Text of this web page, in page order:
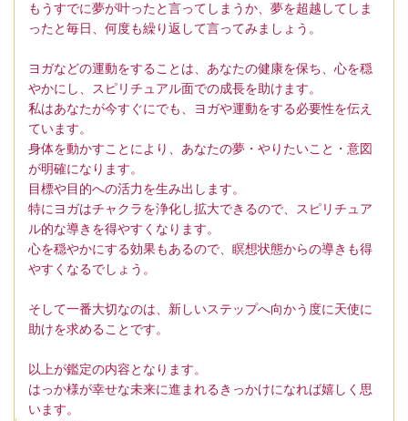
もうすでに夢が叶ったと言ってしまうか、夢を超越してしま
ったと毎日、何度も繰り返して言ってみましょう。
ヨガなどの運動をすることは、あなたの健康を保ち、心を穏
やかにし、スピリチュアル面での成長を助けます。
私はあなたが今すぐにでも、ヨガや運動をする必要性を伝え
ています。
身体を動かすことにより、あなたの夢・やりたいこと・意図
が明確になります。
目標や目的への活力を生み出します。
特にヨガはチャクラを浄化し拡大できるので、スピリチュア
ル的な導きを得やすくなります。
心を穏やかにする効果もあるので、瞑想状態からの導きも得
やすくなるでしょう。
そして一番大切なのは、新しいステップへ向かう度に天使に
助けを求めることです。
以上が鑑定の内容となります。
はっか様が幸せな未来に進まれるきっかけになれば嬉しく思
います。